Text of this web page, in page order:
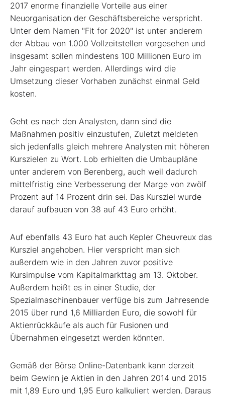
2017 enorme finanzielle Vorteile aus einer
Neuorganisation der Geschäftsbereiche verspricht.
Unter dem Namen "Fit for 2020" ist unter anderem
der Abbau von 1.000 Vollzeitstellen vorgesehen und
insgesamt sollen mindestens 100 Millionen Euro im
Jahr eingespart werden. Allerdings wird die
Umsetzung dieser Vorhaben zunächst einmal Geld
kosten.
Geht es nach den Analysten, dann sind die
Maßnahmen positiv einzustufen, Zuletzt meldeten
sich jedenfalls gleich mehrere Analysten mit höheren
Kurszielen zu Wort. Lob erhielten die Umbaupläne
unter anderem von Berenberg, auch weil dadurch
mittelfristig eine Verbesserung der Marge von zwölf
Prozent auf 14 Prozent drin sei. Das Kursziel wurde
darauf aufbauen von 38 auf 43 Euro erhöht.
Auf ebenfalls 43 Euro hat auch Kepler Cheuvreux das
Kursziel angehoben. Hier verspricht man sich
außerdem wie in den Jahren zuvor positive
Kursimpulse vom Kapitalmarkttag am 13. Oktober.
Außerdem heißt es in einer Studie, der
Spezialmaschinenbauer verfüge bis zum Jahresende
2015 über rund 1,6 Milliarden Euro, die sowohl für
Aktienrückkäufe als auch für Fusionen und
Übernahmen eingesetzt werden könnten.
Gemäß der Börse Online-Datenbank kann derzeit
beim Gewinn je Aktien in den Jahren 2014 und 2015
mit 1,89 Euro und 1,95 Euro kalkuliert werden. Daraus